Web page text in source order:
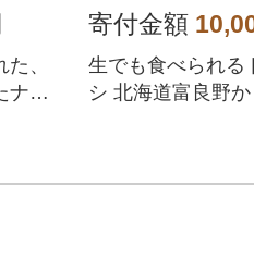
、
ナチ
寄付金額
生でも食べられる
シ 北海道富良野